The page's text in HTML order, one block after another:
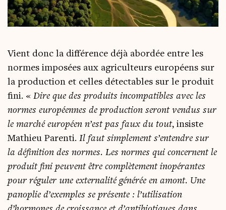
Vient donc la dif­fé­rence déjà abor­dée entre les
normes impo­sées aux agri­cul­teurs euro­péens sur
la pro­duc­tion et celles détec­tables sur le pro­duit
fini. « Dire que des pro­duits incom­pa­tibles avec les
normes euro­péennes de pro­duc­tion seront ven­dus sur
le mar­ché euro­péen n’est pas faux du tout, insiste
Mathieu Paren­ti. Il faut sim­ple­ment s’entendre sur
la défi­ni­tion des normes. Les normes qui concernent le
pro­duit fini peuvent être com­plè­te­ment inopé­rantes
pour régu­ler une exter­na­li­té géné­rée en amont. Une
pano­plie d’exemples se pré­sente : l’utilisation